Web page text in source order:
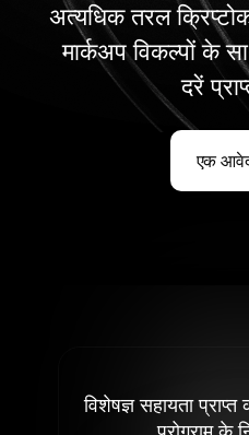
अत्यधिक तरल
मार्कअप विकल्पों के
दरें
एक
विशेषज्ञ सहायता